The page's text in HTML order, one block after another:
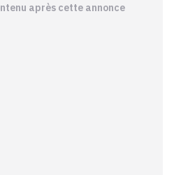
après cette annonce